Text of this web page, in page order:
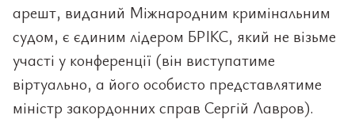
арешт, виданий Міжнародним кримінальним
судом, є єдиним лідером БРІКС, який не візьме
участі у конференції (він виступатиме
віртуально, а його особисто представлятиме
міністр закордонних справ Сергій Лавров).